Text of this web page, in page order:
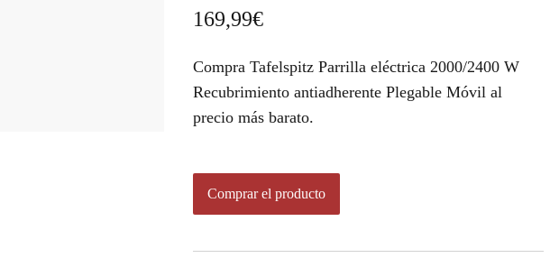
169,99€
Compra Tafelspitz Parrilla eléctrica 2000/2400 W
Recubrimiento antiadherente Plegable Móvil al
precio más barato.
Comprar el producto